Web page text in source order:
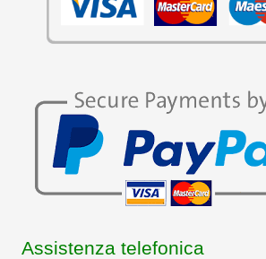
Assistenza telefonica